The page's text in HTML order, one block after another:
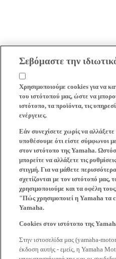
Σεβόμαστε την
Χρησιμοποιούμε cookies για να
του ιστότοπού μας, ώστε να
ιστότοπο, τα προϊόντα, τις
ενέργειες.
Εάν συνεχίσετε χωρίς να αλλάξετε
υποθέσουμε ότι είστε σύμφωνοι
στον ιστότοπο της Yamaha.
μπορείτε να αλλάξετε τις
στιγμή. Για να μάθετε
σχετίζονται με τον ιστότοπό μας,
χρησιμοποιούμε και τα οφέλη
"Πώς χρησιμοποιεί η Yamaha τα
Yamaha.
Cookies στον ιστότοπο της
Στην ιστοσελίδα μας (yamaha-
έκδοση αυτής - εμείς, η Yamaha